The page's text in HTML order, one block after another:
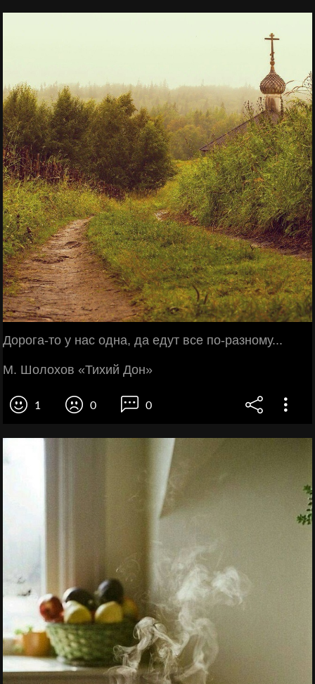
Дорога-то у нас одна, да едут все по-разному...
М. Шолохов «Тихий Дон»
1 0 0